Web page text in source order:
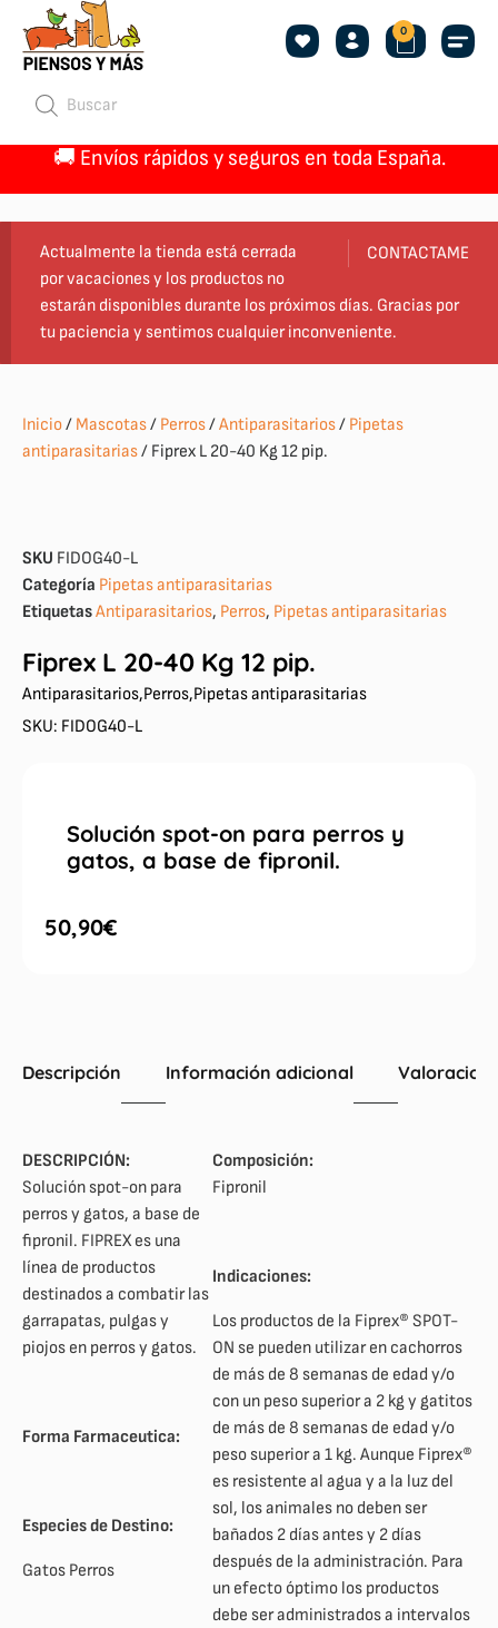
0
🚚 Envíos rápidos y seguros en toda España.
CONTACTAME
Actualmente la tienda está cerrada
por vacaciones y los productos no
estarán disponibles durante los próximos días. Gracias por
tu paciencia y sentimos cualquier inconveniente.
Inicio/ Mascotas/ Perros/Antiparasitarios/ Pipetas
antiparasitarias/ Fiprex L 20-40 Kg 12 pip.
SKU FIDOG40-L
Categoría Pipetas antiparasitarias
EtiquetasAntiparasitarios, Perros, Pipetas antiparasitarias
Fiprex L 20-40 Kg 12 pip.
Antiparasitarios,Perros,Pipetas antiparasitarias
SKU: FIDOG40-L
Solución spot-on para perros y
gatos, a base de fipronil.
50,90€
Descripción Información adicional
DESCRIPCIÓN:
Solución spot-on para
perros y gatos, a base de
fipronil. FIPREX es una
línea de productos
destinados a combatir las
garrapatas, pulgas y
piojos en perros y gatos.
Forma Farmaceutica:
Especies de Destino:
Gatos Perros
Composición:
Fipronil
Indicaciones:
Los productos de la Fiprex® SPOT-
ON se pueden utilizar en cachorros
de más de 8 semanas de edad y/o
con un peso superior a 2 kg y gatitos
de más de 8 semanas de edad y/o
peso superior a 1 kg. Aunque Fiprex®
es resistente al agua y a la luz del
sol, los animales no deben ser
bañados 2 días antes y 2 días
después de la administración. Para
un efecto óptimo los productos
debe ser administrados a intervalos